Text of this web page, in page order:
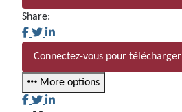
Share:
Connectez-vous pour télécharger
More options